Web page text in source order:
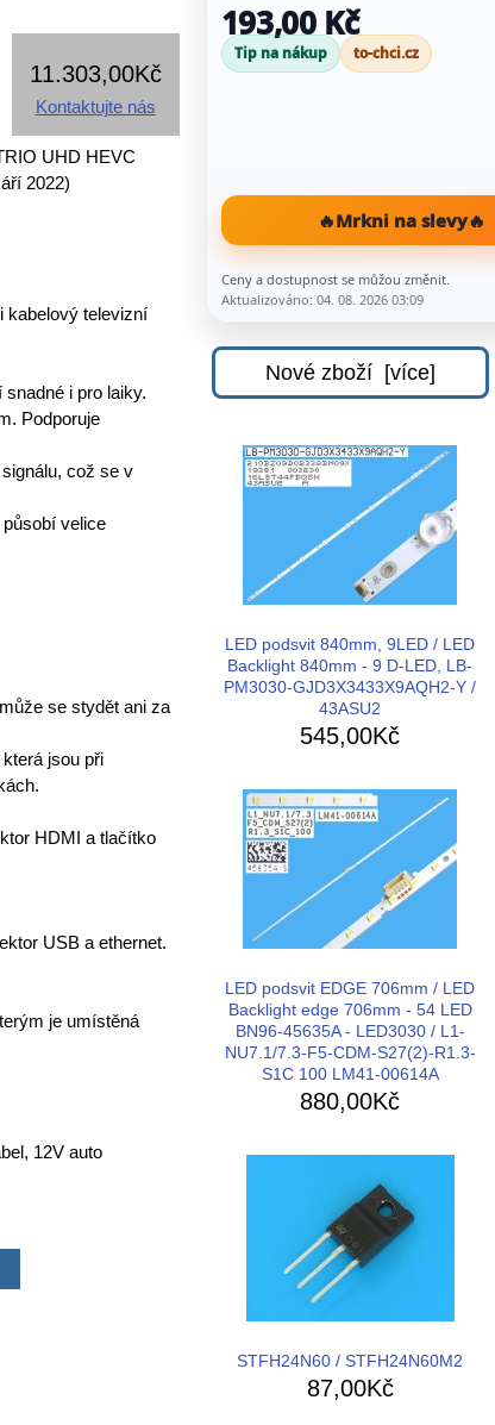
11.303,00Kč
Kontaktujte nás
UHD HEVC
2022)
kabelový televizní
i pro laiky.
Podporuje
což se v
velice
se stydět ani za
jsou při
HDMI a tlačítko
USB a ethernet.
je umístěná
12V auto
193,00 Kč
Tip na nákup to-chci.cz
🔥Mrkni na slevy🔥
Ceny a dostupnost se můžou změnit.
Aktualizováno: 04. 08. 2026 03:09
Nové zboží [více]
LED podsvit 840mm, 9LED / LED
Backlight 840mm - 9 D-LED, LB-
PM3030-GJD3X3433X9AQH2-Y /
43ASU2
545,00Kč
LED podsvit EDGE 706mm / LED
Backlight edge 706mm - 54 LED
BN96-45635A - LED3030 / L1-
NU7.1/7.3-F5-CDM-S27(2)-R1.3-
S1C 100 LM41-00614A
880,00Kč
STFH24N60 / STFH24N60M2
87,00Kč